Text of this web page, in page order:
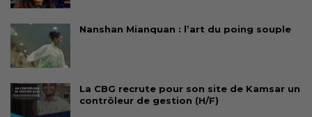
Nanshan Mianquan : l’art du poing souple
La CBG recrute pour son site de Kamsar un
contrôleur de gestion (H/F)